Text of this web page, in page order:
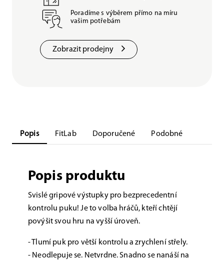
Poradíme s výběrem přímo na míru
vašim potřebám
Zobrazit prodejny
Popis FitLab Doporučené Podobné
Popis produktu
Svislé gripové výstupky pro bezprecedentní
kontrolu puku! Je to volba hráčů, kteří chtějí
povýšit svou hru na vyšší úroveň.
- Tlumí puk pro větší kontrolu a zrychlení střely.
- Neodlepuje se. Netvrdne. Snadno se nanáší na